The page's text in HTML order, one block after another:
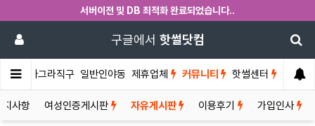
서버이전 및 DB 최적화 완료되었습니다..
구글에서 핫썰닷컴
비아그라직구 일반인야동 제휴업체 커뮤니티 핫썰센터
지사항 여성인증게시판 자유게시판 이용후기 가입인사